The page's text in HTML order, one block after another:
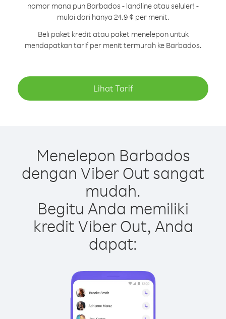
nomor mana pun Barbados - landline atau seluler! -
mulai dari hanya 24.9 ¢ per menit.
Beli paket kredit atau paket menelepon untuk
mendapatkan tarif per menit termurah ke Barbados.
Lihat Tarif
Menelepon Barbados
dengan Viber Out sangat
mudah.
Begitu Anda memiliki
kredit Viber Out, Anda
dapat: